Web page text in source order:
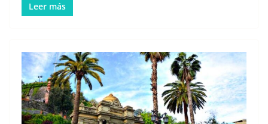
Leer más